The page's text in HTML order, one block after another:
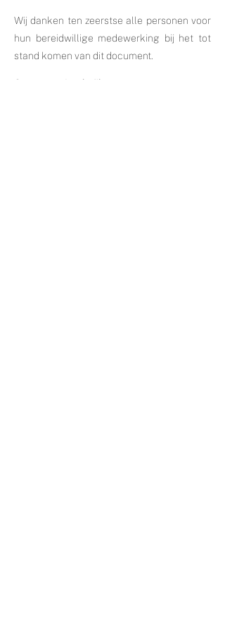
Wij danken ten zeerstse alle personen voor
hun bereidwillige medewerking bij het tot
stand komen van dit document.
Commentaire du film :